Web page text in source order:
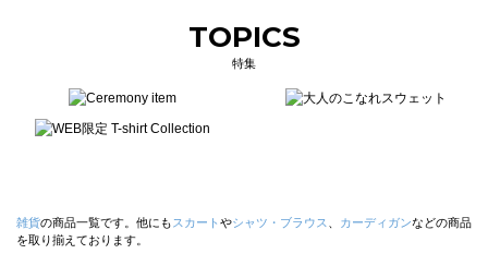
TOPICS
特集
雑貨の商品一覧です。他にも スカート やシャツ・ブラウス カーディガンなどの商品
を取り揃えております。